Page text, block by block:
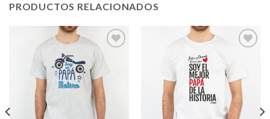
PRODUCTOS RELACIONADOS
Añadir
lista de
deseos
Añadir
a la
lista de
deseos